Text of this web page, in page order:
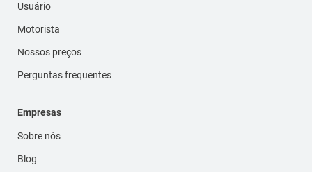
Usuário
Motorista
Nossos preços
Perguntas frequentes
Empresas
Sobre nós
Blog